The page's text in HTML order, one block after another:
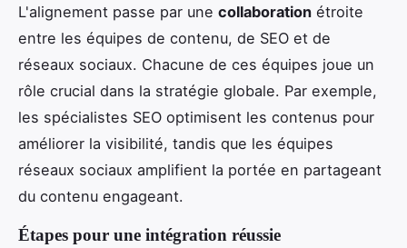
L'alignement passe par une collaboration étroite
entre les équipes de contenu, de SEO et de
réseaux sociaux. Chacune de ces équipes joue un
rôle crucial dans la stratégie globale. Par exemple,
les spécialistes SEO optimisent les contenus pour
améliorer la visibilité, tandis que les équipes
réseaux sociaux amplifient la portée en partageant
du contenu engageant.
Étapes pour une intégration réussie